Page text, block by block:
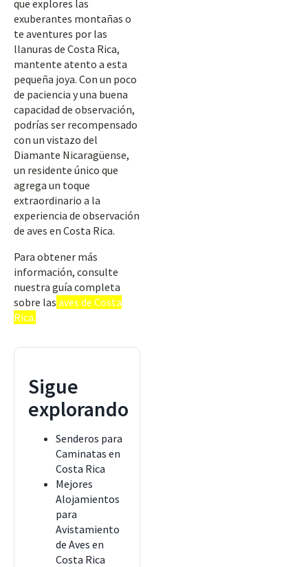
que explores las
exuberantes montañas o
te aventures por las
llanuras de Costa Rica,
mantente atento a esta
pequeña joya. Con un poco
de paciencia y una buena
capacidad de observación,
podrías ser recompensado
con un vistazo del
Diamante Nicaragüense,
un residente único que
agrega un toque
extraordinario a la
experiencia de observación
de aves en Costa Rica.
Para obtener más
información, consulte
nuestra guía completa
sobre las aves de Costa
Rica.
Sigue
explorando
Senderos para
Caminatas en
Costa Rica
Mejores
Alojamientos
para
Avistamiento
de Aves en
Costa Rica